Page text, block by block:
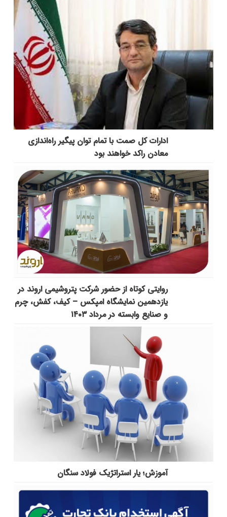
ادارات کل صمت با تمام توان پیگیر راه‌اندازی
معادن راکد خواهند بود
روایتی کوتاه از حضور شرکت پتروشیمی اروند در
یازدهمین نمایشگاه امپکس‌ – کیف، کفش، چرم
و صنایع وابسته در مرداد ۱۴۰۳
آموزش؛ یار استراتژیک فولاد سنگان